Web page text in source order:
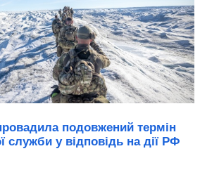
подовжений термін
служби у відповідь на дії РФ